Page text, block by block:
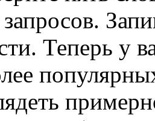
Теперь у